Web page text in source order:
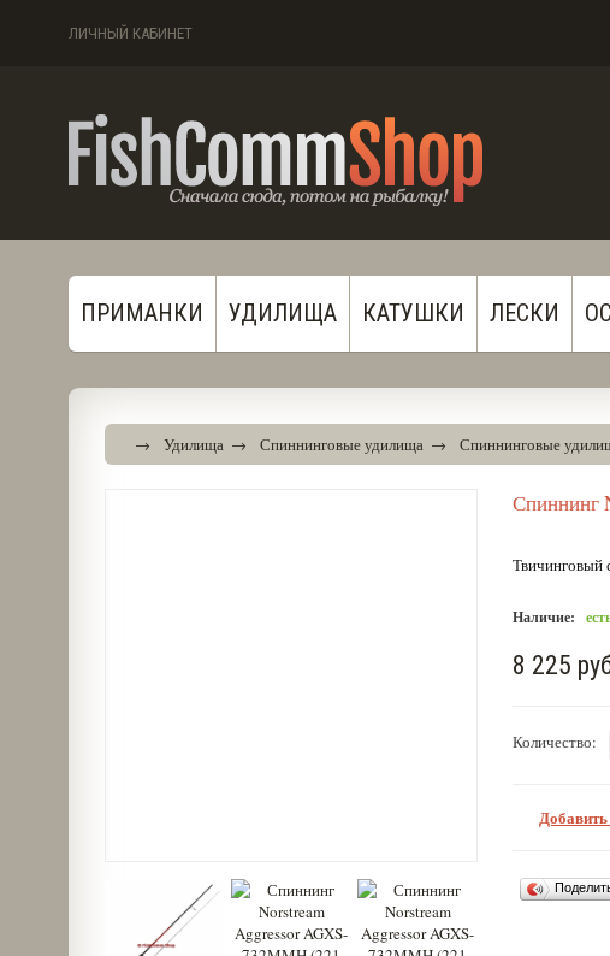
ЛИЧНЫЙ КАБИНЕТ
ПРИМАНКИ УДИЛИЩА КАТУШКИ ЛЕСКИ
→ Удилища → Спиннинговые удилища → Спиннинговые
Спиннинг
Наличие:
8 225
Количество: